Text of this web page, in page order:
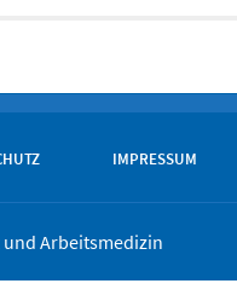
IMPRESSUM
Arbeitsmedizin